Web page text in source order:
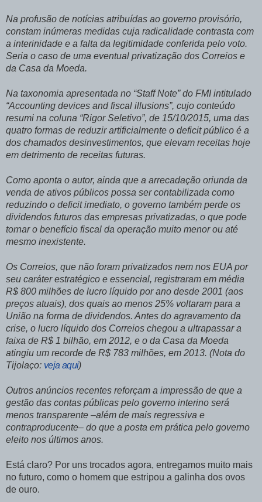
Na profusão de notícias atribuídas ao governo provisório,
constam inúmeras medidas cuja radicalidade contrasta com
a interinidade e a falta da legitimidade conferida pelo voto.
Seria o caso de uma eventual privatização dos Correios e
da Casa da Moeda.
Na taxonomia apresentada no “Staff Note” do FMI intitulado
“Accounting devices and fiscal illusions”, cujo conteúdo
resumi na coluna “Rigor Seletivo”, de 15/10/2015, uma das
quatro formas de reduzir artificialmente o deficit público é a
dos chamados desinvestimentos, que elevam receitas hoje
em detrimento de receitas futuras.
Como aponta o autor, ainda que a arrecadação oriunda da
venda de ativos públicos possa ser contabilizada como
reduzindo o deficit imediato, o governo também perde os
dividendos futuros das empresas privatizadas, o que pode
tornar o benefício fiscal da operação muito menor ou até
mesmo inexistente.
Os Correios, que não foram privatizados nem nos EUA por
seu caráter estratégico e essencial, registraram em média
R$ 800 milhões de lucro líquido por ano desde 2001 (aos
preços atuais), dos quais ao menos 25% voltaram para a
União na forma de dividendos. Antes do agravamento da
crise, o lucro líquido dos Correios chegou a ultrapassar a
faixa de R$ 1 bilhão, em 2012, e o da Casa da Moeda
atingiu um recorde de R$ 783 milhões, em 2013. (Nota do
Tijolaço: veja aqui)
Outros anúncios recentes reforçam a impressão de que a
gestão das contas públicas pelo governo interino será
menos transparente –além de mais regressiva e
contraproducente– do que a posta em prática pelo governo
eleito nos últimos anos.
Está claro? Por uns trocados agora, entregamos muito mais
no futuro, como o homem que estripou a galinha dos ovos
de ouro.